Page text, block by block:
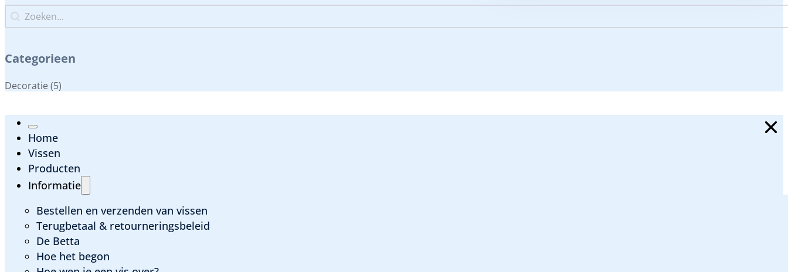
Zoeken...
Zoeken...
Categorieen
Categorieen
Decoratie (5)
Home
Vissen
Producten
Informatie
Bestellen en verzenden van vissen
Terugbetaal & retourneringsbeleid
De Betta
Hoe het begon